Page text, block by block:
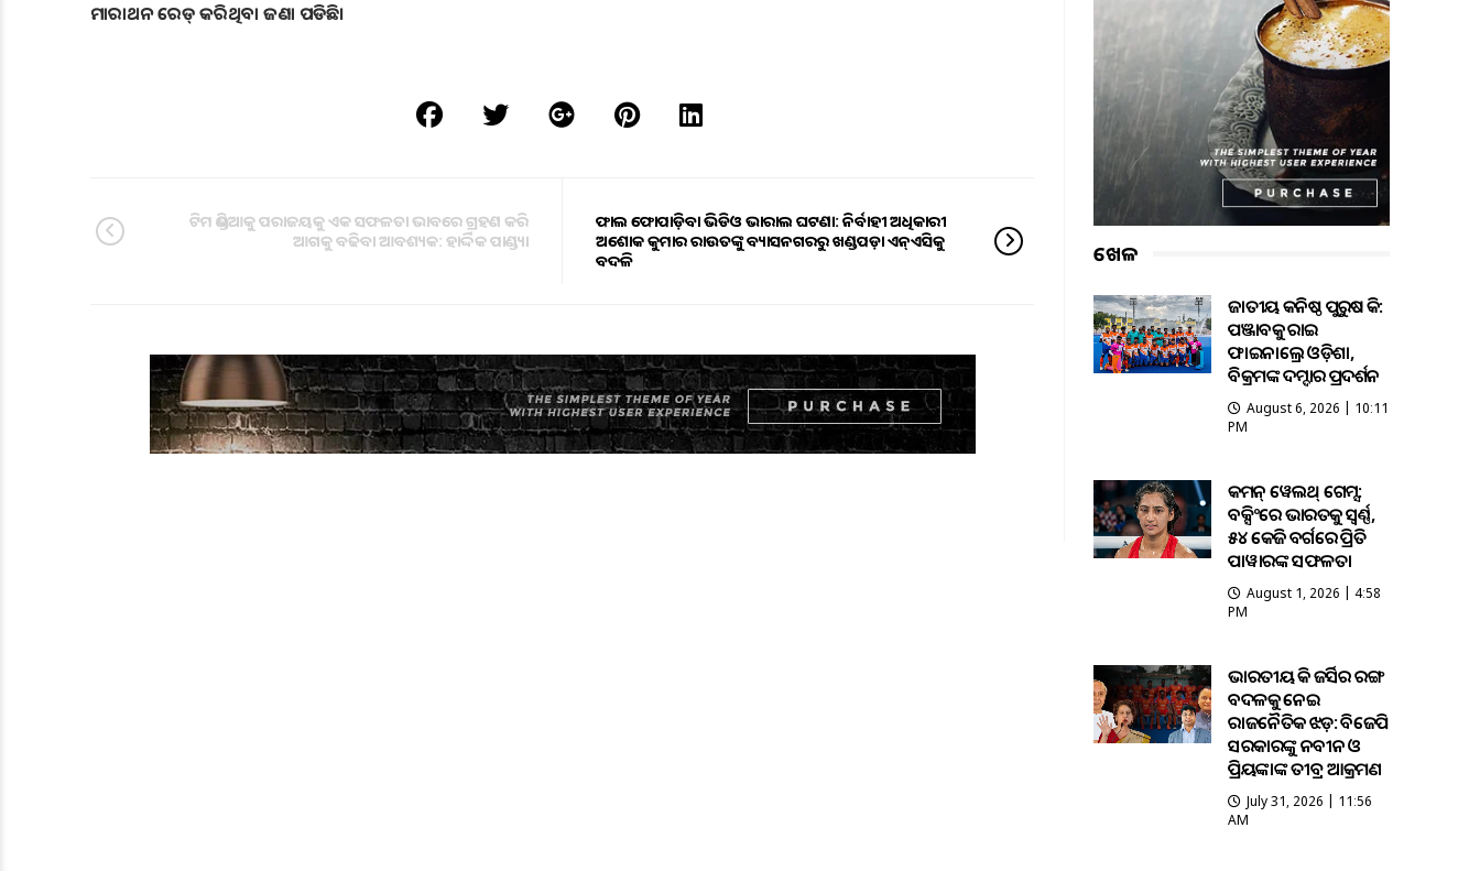
ମାରାଥନ ରେଡ୍ କରିଥିବା ଜଣା ପଡିଛି।
ଟିମ ଇଣ୍ଡିଆକୁ ପରାଜୟକୁ ଏକ ସଫଳତା ଭାବରେ ଗ୍ରହଣ କରି
ଆଗକୁ ବଢିବା ଆବଶ୍ୟକ: ହାର୍ଦ୍ଦିକ ପାଣ୍ଡ୍ୟା
ଫାଇଲ ଫୋପାଡ଼ିବା ଭିଡିଓ ଭାଇରାଲ ଘଟଣା: ନିର୍ବାହୀ ଅଧିକାରୀ
ଅଶୋକ କୁମାର ରାଉତଙ୍କୁ ବ୍ୟାସନଗରରୁ ଖଣ୍ଡପଡ଼ା ଏନ୍ଏସିକୁ
ବଦଳି
ଖେଳ
ଜାତୀୟ କନିଷ୍ଠ ପୁରୁଷ ହକି:
ପଞ୍ଜାବକୁ ହରାଇ
ଫାଇନାଲ୍ରେ ଓଡ଼ିଶା,
ବିକ୍ରମଙ୍କ ଦମ୍ଦାର ପ୍ରଦର୍ଶନ
August 6, 2026 | 10:11
PM
କମନ୍ ୱେଲଥ୍ ଗେମ୍ସ:
ବକ୍ସିଂରେ ଭାରତକୁ ସ୍ବର୍ଣ୍ଣ,
୫୪ କେଜି ବର୍ଗରେ ପ୍ରିତି
ପାୱାରଙ୍କ ସଫଳତା
August 1, 2026 | 4:58
PM
ଭାରତୀୟ ହକି ଜର୍ସିର ରଙ୍ଗ
ବଦଳକୁ ନେଇ
ରାଜନୈତିକ ଝଡ଼: ବିଜେପି
ସରକାରଙ୍କୁ ନବୀନ ଓ
ପ୍ରିୟଙ୍କାଙ୍କ ତୀବ୍ର ଆକ୍ରମଣ
July 31, 2026 | 11:56
AM